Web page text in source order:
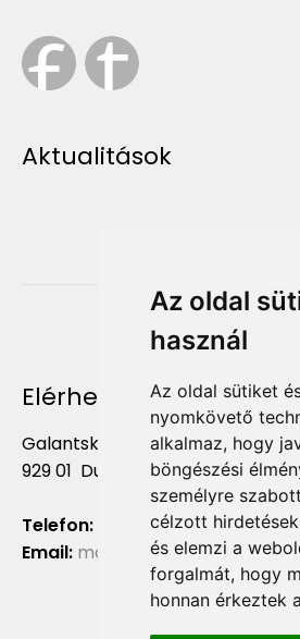
Az oldal
használ
Az oldal sütiket
nyomkövető
alkalmaz, hogy
böngészési
személyre
célzott
és elemzi a
forgalmát, hogy
honnan érkeztek
Aktualitások
Elérhetőség
Galantská cesta 658/2F
929 01 Dunajská Streda
Telefon:
+421 903 724 781
Email: